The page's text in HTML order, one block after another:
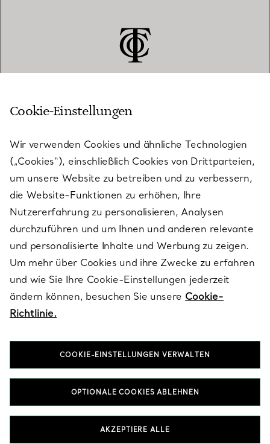
KUNDENSERVICE
SERVICES
ÜBER TIFFANY & CO.
RECHTLICHE HINWEISE
FOLGEN SIE UNS
T&Co. 2026
Cookie-Einstellungen
Wir verwenden Cookies und ähnliche Technologien
(„Cookies“), einschließlich Cookies von Drittparteien,
um unsere Website zu betreiben und zu verbessern,
die Website-Funktionen zu erhöhen, Ihre
Nutzererfahrung zu personalisieren, Analysen
durchzuführen und um Ihnen und anderen relevante
und personalisierte Inhalte und Werbung zu zeigen.
Um mehr über Cookies und ihre Zwecke zu erfahren
und wie Sie Ihre Cookie-Einstellungen jederzeit
ändern können, besuchen Sie unsere Cookie-
Richtlinie.
COOKIE-EINSTELLUNGEN VERWALTEN
OPTIONALE COOKIES ABLEHNEN
AKZEPTIERE ALLE